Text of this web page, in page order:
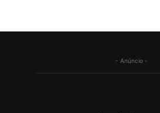
- Anúncio -